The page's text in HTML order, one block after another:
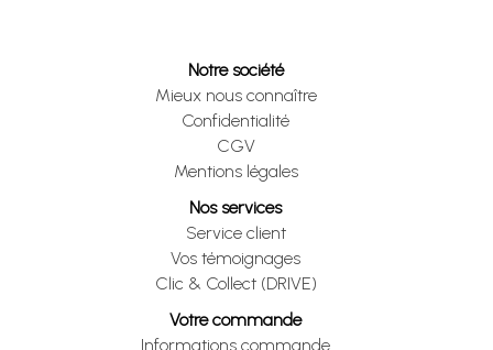
Notre société
Mieux nous connaître
Confidentialité
CGV
Mentions légales
Nos services
Service client
Vos témoignages
Clic & Collect (DRIVE)
Votre commande
Informations commande